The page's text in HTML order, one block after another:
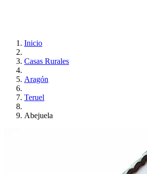
Inicio
Casas Rurales
Aragón
Teruel
Abejuela